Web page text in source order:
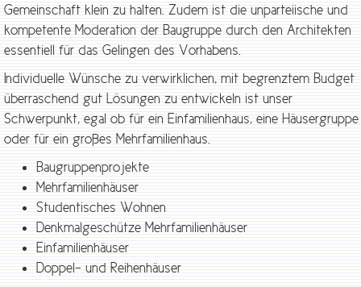
Gemeinschaft klein zu halten. Zudem ist die unparteiische und
kompetente Moderation der Baugruppe durch den Architekten
essentiell für das Gelingen des Vorhabens.
Individuelle Wünsche zu verwirklichen, mit begrenztem Budget
überraschend gut Lösungen zu entwickeln ist unser
Schwerpunkt, egal ob für ein Einfamilienhaus, eine Häusergruppe
oder für ein großes Mehrfamilienhaus.
Baugruppenprojekte
Mehrfamilienhäuser
Studentisches Wohnen
Denkmalgeschütze Mehrfamilienhäuser
Einfamilienhäuser
Doppel- und Reihenhäuser